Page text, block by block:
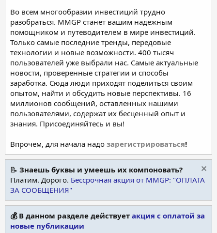
Во всем многообразии инвестиций трудно
разобраться. MMGP станет вашим надежным
помощником и путеводителем в мире инвестиций.
Только самые последние тренды, передовые
технологии и новые возможности. 400 тысяч
пользователей уже выбрали нас. Самые актуальные
новости, проверенные стратегии и способы
заработка. Сюда люди приходят поделиться своим
опытом, найти и обсудить новые перспективы. 16
миллионов сообщений, оставленных нашими
пользователями, содержат их бесценный опыт и
знания. Присоединяйтесь и вы!
Впрочем, для начала надо зарегистрироваться!
📝 Знаешь буквы и умеешь их компоновать?
Платим. Дорого. Бессрочная акция от MMGP: "ОПЛАТА
ЗА СООБЩЕНИЯ"
💰 В данном разделе действует акция с оплатой за
новые публикации